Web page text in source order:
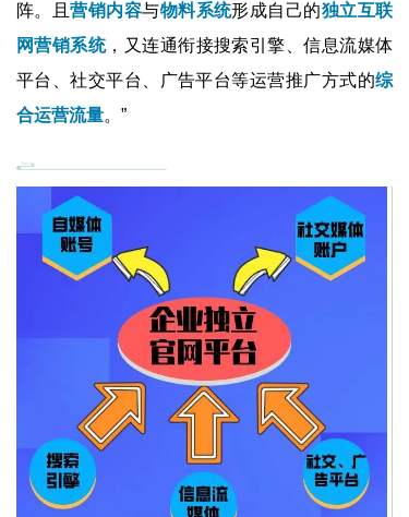
阵。且营销内容与物料系统形成自己的独立互联
网营销系统，又连通衔接搜索引擎、信息流媒体
平台、社交平台、广告平台等运营推广方式的综
合运营流量。”